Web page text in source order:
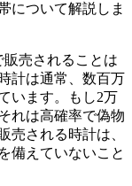
について解説しま
売されることは
計は通常、数百万
います。もし2万
れは高確率で偽物
売される時計は、
備えていないこと